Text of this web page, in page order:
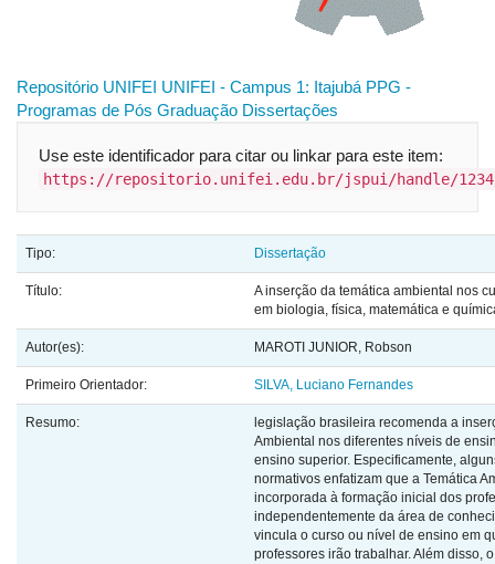
Repositório UNIFEI UNIFEI - Campus 1: Itajubá PPG -
Programas de Pós Graduação Dissertações
Use este identificador para citar ou linkar para este item:
https://repositorio.unifei.edu.br/jspui/handle/
Tipo: Dissertação
Título:
A inserção da temática ambiental nos
em biologia, física, matemática e
Autor(es): MAROTI JUNIOR, Robson
Primeiro Orientador: SILVA, Luciano Fernandes
Resumo:
legislação brasileira recomenda a
Ambiental nos diferentes níveis de
ensino superior. Especificamente,
normativos enfatizam que a Temática
incorporada à formação inicial dos
independentemente da área de
vincula o curso ou nível de ensino em
professores irão trabalhar. Além disso,